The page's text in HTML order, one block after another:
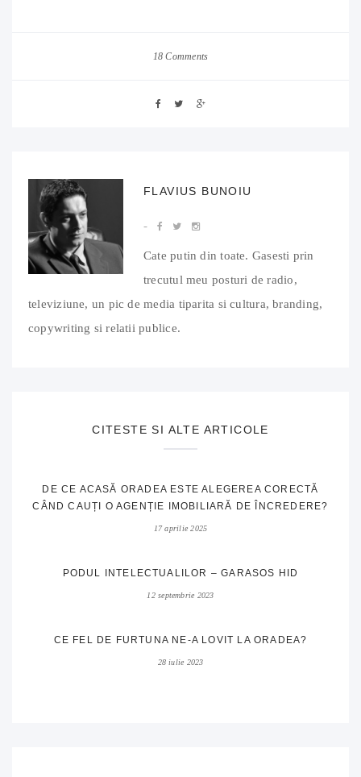
18 Comments
FLAVIUS BUNOIU
Cate putin din toate. Gasesti prin
trecutul meu posturi de radio,
televiziune, un pic de media tiparita si cultura, branding,
copywriting si relatii publice.
CITESTE SI ALTE ARTICOLE
DE CE ACASĂ ORADEA ESTE ALEGEREA CORECTĂ
CÂND CAUȚI O AGENȚIE IMOBILIARĂ DE ÎNCREDERE?
17 aprilie 2025
PODUL INTELECTUALILOR – GARASOS HID
12 septembrie 2023
CE FEL DE FURTUNA NE-A LOVIT LA ORADEA?
28 iulie 2023